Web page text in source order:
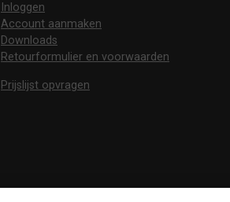
Inloggen
Account aanmaken
Downloads
Retourformulier en voorwaarden
Prijslijst opvragen